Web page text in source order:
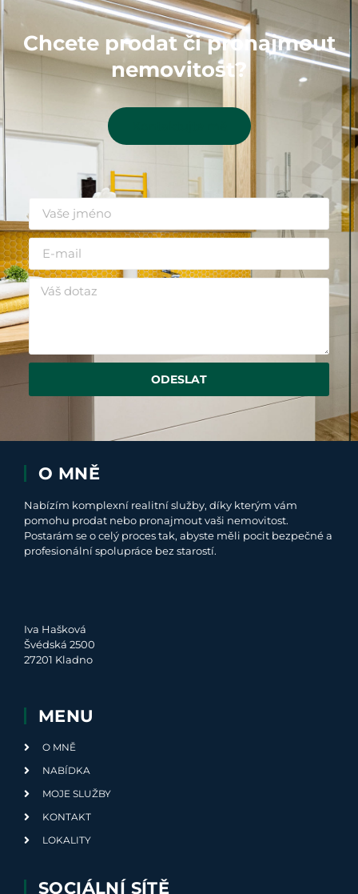
Chcete prodat či pronajmout
nemovitost?
ODESLAT
O MNĚ
Nabízím komplexní realitní služby, díky kterým vám
pomohu prodat nebo pronajmout vaši nemovitost.
Postarám se o celý proces tak, abyste měli pocit bezpečné a
profesionální spolupráce bez starostí.
Iva Hašková
Švédská 2500
27201 Kladno
MENU
O MNĚ
NABÍDKA
MOJE SLUŽBY
KONTAKT
LOKALITY
SOCIÁLNÍ SÍTĚ